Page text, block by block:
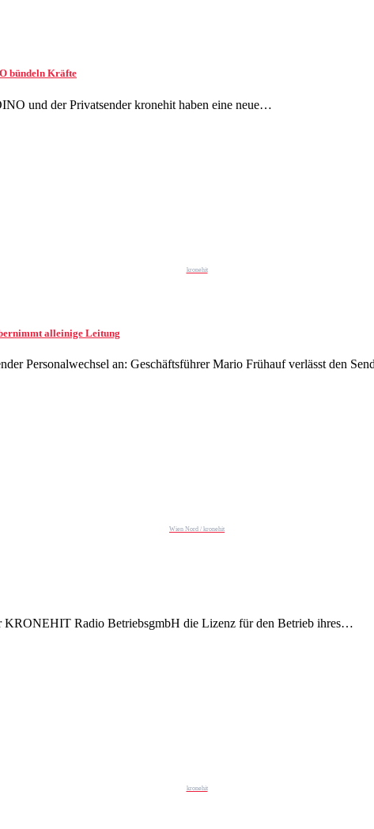
bündeln Kräfte
und der Privatsender kronehit haben eine neue…
kronehit
alleinige Leitung
Personalwechsel an: Geschäftsführer Mario Frühauf verlässt den
Wien Nord / kronehit
KRONEHIT Radio BetriebsgmbH die Lizenz für den Betrieb ihres…
kronehit